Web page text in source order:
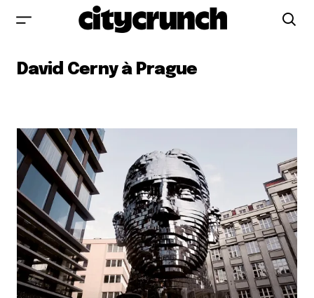
David Cerny à Prague